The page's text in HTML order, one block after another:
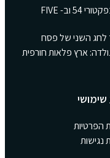
REPRESENT לאביב-קיץ 2024 נוחתת בפקטורי 54 וב- FIVE
לחג השני של פסח
ארץ פלאות חורפית
הפרטיות
נגישות